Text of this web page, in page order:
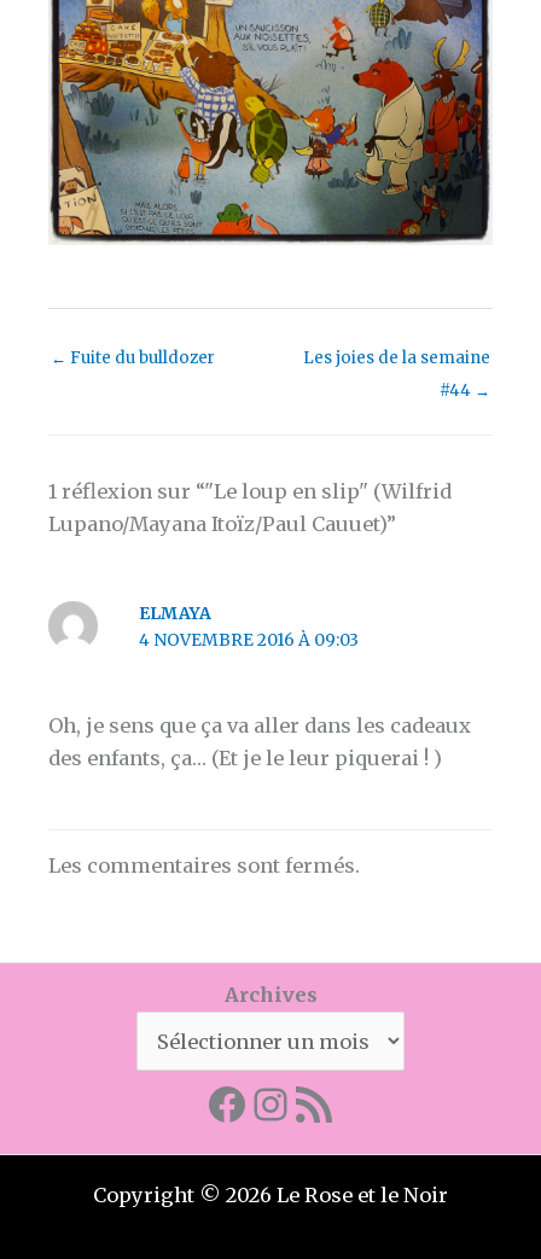
← Fuite du bulldozer
Les joies de la semaine
#44 →
1 réflexion sur “"Le loup en slip" (Wilfrid
Lupano/Mayana Itoïz/Paul Cauuet)”
ELMAYA
4 NOVEMBRE 2016 À 09:03
Oh, je sens que ça va aller dans les cadeaux
des enfants, ça… (Et je le leur piquerai ! )
Les commentaires sont fermés.
Archives
Facebook
Mon instagram
Abonnez-vous par RSS
Copyright © 2026 Le Rose et le Noir